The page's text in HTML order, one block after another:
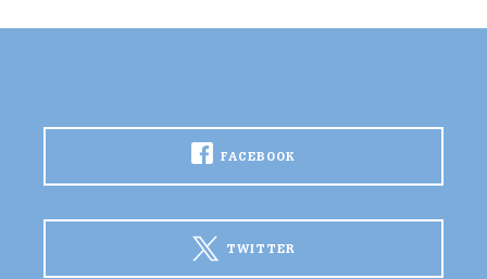
FACEBOOK
TWITTER